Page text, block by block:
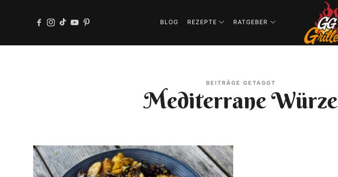
BLOG REZEPTE RATGEBER
GG-
BEITRÄGE GETAGGT
Mediterrane Würze